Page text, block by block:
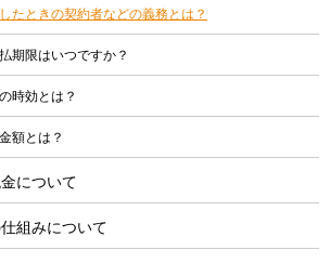
たときの契約者などの義務とは？
期限はいつですか？
時効とは？
額とは？
について
組みについて